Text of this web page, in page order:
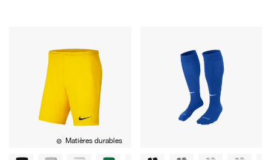
Matières durables